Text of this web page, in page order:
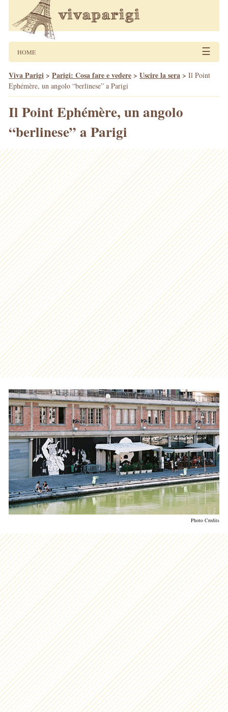
HOME ☰
Viva Parigi > Parigi: Cosa fare e vedere > Uscire la sera > Il Point
Ephémère, un angolo “berlinese” a Parigi
Il Point Ephémère, un angolo
“berlinese” a Parigi
Photo Credits